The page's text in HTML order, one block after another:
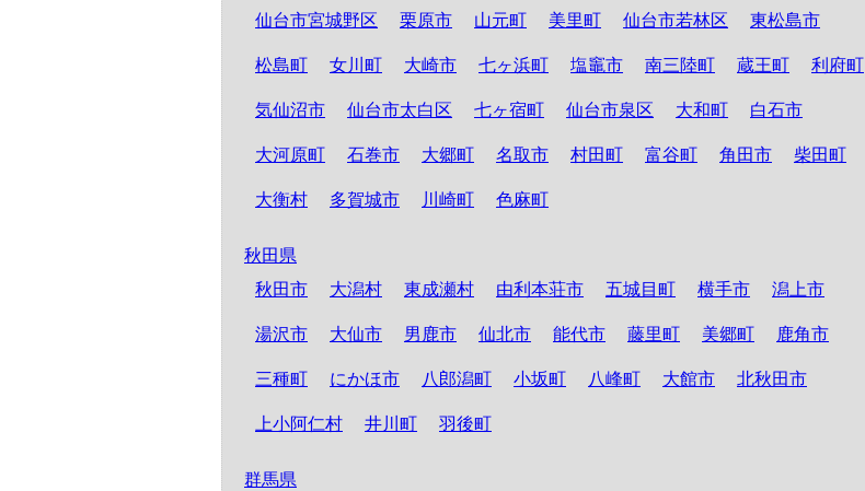
仙台市宮城野区 栗原市 山元町 美里町 仙台市若林区 東松島市
松島町 女川町 大崎市 七ヶ浜町 塩竈市 南三陸町 蔵王町 利府町
気仙沼市 仙台市太白区 七ヶ宿町 仙台市泉区 大和町 白石市
大河原町 石巻市 大郷町 名取市 村田町 富谷町 角田市 柴田町
大衡村 多賀城市 川崎町 色麻町
秋田県
秋田市
大潟村 東成瀬村 由利本荘市 五城目町 横手市 潟上市
湯沢市 大仙市 男鹿市 仙北市 能代市 藤里町 美郷町 鹿角市
三種町 にかほ市 八郎潟町 小坂町 八峰町 大館市 北秋田市
上小阿仁村 井川町 羽後町
群馬県